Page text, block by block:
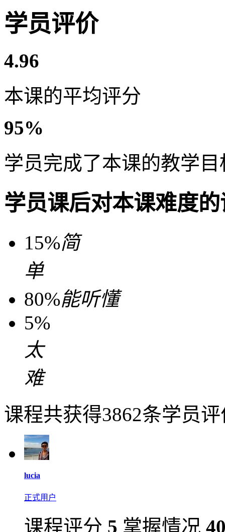
学员评价
4.96
本课的平均评分
95%
学员完成了本课的教学目
学员课后对本课难度
15%简
单
80%能听懂
5%
太
难
课程共获得3862条学员
lucia
正式用户
课程评分 5 掌握情况